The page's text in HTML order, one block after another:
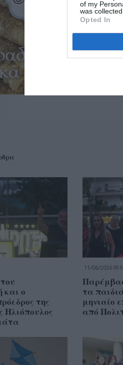
of my
was collected.
Opted In
και ο
της
11/06/2026
τα
μηνιαίο
από